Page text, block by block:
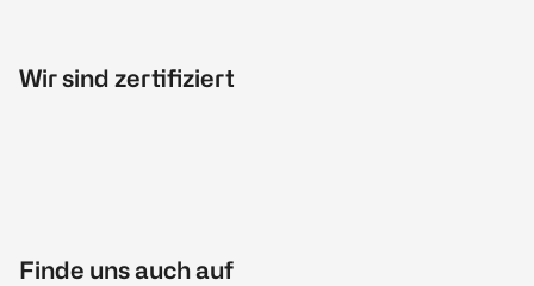
Wir sind zertifiziert
Finde uns auch auf